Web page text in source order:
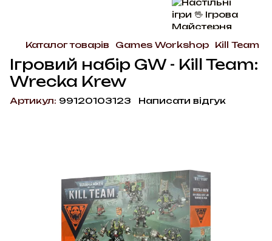
Каталог товарів Games Workshop Kill Team
Ігровий набір GW - Kill Team:
Wrecka Krew
Артикул: 99120103123 Написати відгук